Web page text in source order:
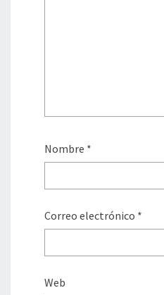
Nombre *
Correo electrónico *
Web